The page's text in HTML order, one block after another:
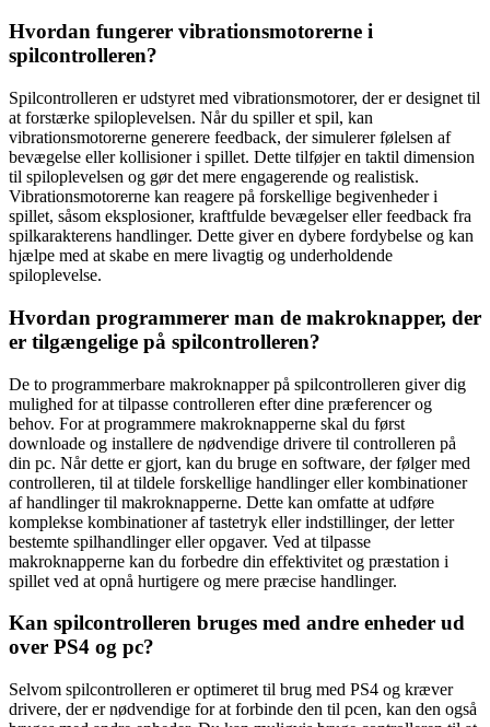
Hvordan fungerer vibrationsmotorerne i
spilcontrolleren?
Spilcontrolleren er udstyret med vibrationsmotorer, der er designet til
at forstærke spiloplevelsen. Når du spiller et spil, kan
vibrationsmotorerne generere feedback, der simulerer følelsen af
bevægelse eller kollisioner i spillet. Dette tilføjer en taktil dimension
til spiloplevelsen og gør det mere engagerende og realistisk.
Vibrationsmotorerne kan reagere på forskellige begivenheder i
spillet, såsom eksplosioner, kraftfulde bevægelser eller feedback fra
spilkarakterens handlinger. Dette giver en dybere fordybelse og kan
hjælpe med at skabe en mere livagtig og underholdende
spiloplevelse.
Hvordan programmerer man de makroknapper, der
er tilgængelige på spilcontrolleren?
De to programmerbare makroknapper på spilcontrolleren giver dig
mulighed for at tilpasse controlleren efter dine præferencer og
behov. For at programmere makroknapperne skal du først
downloade og installere de nødvendige drivere til controlleren på
din pc. Når dette er gjort, kan du bruge en software, der følger med
controlleren, til at tildele forskellige handlinger eller kombinationer
af handlinger til makroknapperne. Dette kan omfatte at udføre
komplekse kombinationer af tastetryk eller indstillinger, der letter
bestemte spilhandlinger eller opgaver. Ved at tilpasse
makroknapperne kan du forbedre din effektivitet og præstation i
spillet ved at opnå hurtigere og mere præcise handlinger.
Kan spilcontrolleren bruges med andre enheder ud
over PS4 og pc?
Selvom spilcontrolleren er optimeret til brug med PS4 og kræver
drivere, der er nødvendige for at forbinde den til pcen, kan den også